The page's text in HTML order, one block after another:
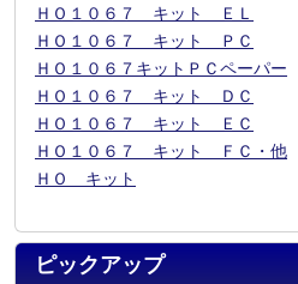
ＨＯ１０６７ キット ＥＬ
ＨＯ１０６７ キット ＰＣ
ＨＯ１０６７キットＰＣペーパー
ＨＯ１０６７ キット ＤＣ
ＨＯ１０６７ キット ＥＣ
ＨＯ１０６７ キット ＦＣ・他
ＨＯ キット
ピックアップ